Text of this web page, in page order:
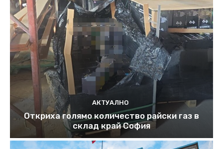
АКТУАЛНО
Откриха голямо количество райски газ в
склад край София